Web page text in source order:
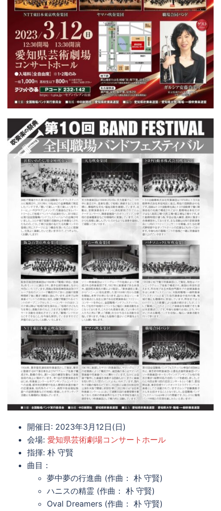
開催日: 2023年3月12日(日)
会場: 愛知県芸術劇場コンサートホール
指揮: 朴 守賢
曲目：
夢中夢の行進曲 (作曲： 朴 守賢)
ハニスの精霊 (作曲： 朴 守賢)
Oval Dreamers (作曲： 朴 守賢)